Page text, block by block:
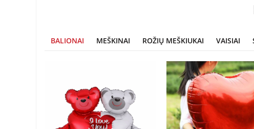
BALIONAI MEŠKINAI ROŽIŲ MEŠKIUKAI VAISIAI